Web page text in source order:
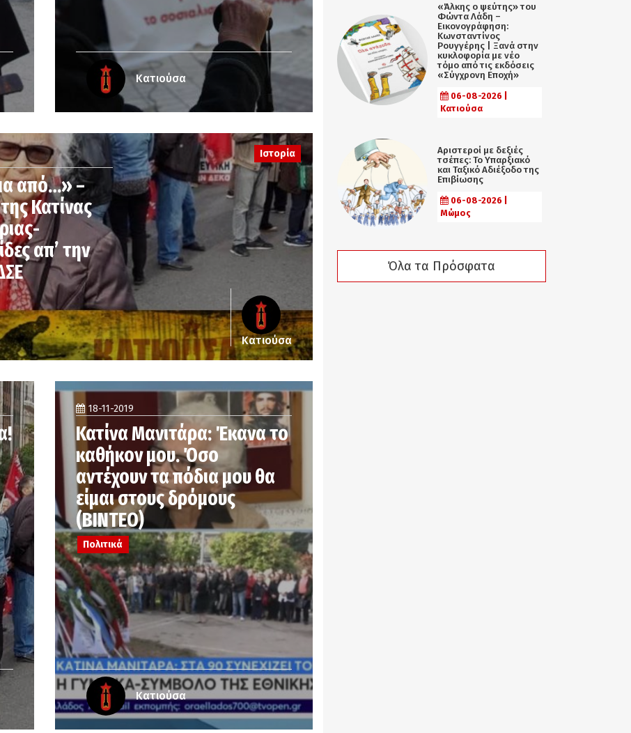
Κατιούσα
Ιστορία
από…» –
Κατίνας
απ’ την
Κατιούσα
18-11-2019
Κατίνα Μανιτάρα: Έκανα το
καθήκον μου. Όσο
αντέχουν τα πόδια μου θα
είμαι στους δρόμους
(ΒΙΝΤΕΟ)
Πολιτικά
Κατιούσα
«Άλκης ο ψεύτης» του
Φώντα Λάδη –
Εικονογράφηση:
Κωνσταντίνος
Ρουγγέρης | Ξανά στην
κυκλοφορία με νέο
τόμο από τις εκδόσεις
«Σύγχρονη Εποχή»
06-08-2026 |
Κατιούσα
Αριστεροί με δεξιές
τσέπες: Το Υπαρξιακό
και Ταξικό Αδιέξοδο της
Επιβίωσης
06-08-2026 |
Μώμος
Όλα τα Πρόσφατα